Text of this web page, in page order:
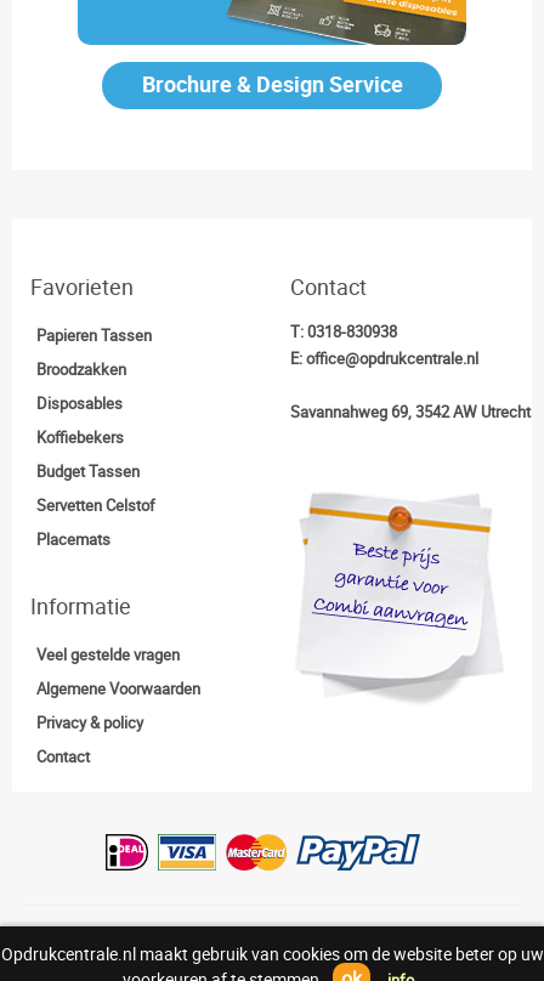
Opdrukcentrale.nl maakt gebruik van cookies om de website beter op uw
Brochure & Design Service
Favorieten
Papieren Tassen
Broodzakken
Disposables
Koffiebekers
Budget Tassen
Servetten Celstof
Placemats
Contact
T:0318-830938
E:office@opdrukcentrale.nl
Savannahweg 69, 3542 AW Utrecht
Informatie
Veel gestelde vragen
Algemene Voorwaarden
Privacy & policy
Contact
Copyright:© Opdrukcentrale.nl |0318-830938
Above